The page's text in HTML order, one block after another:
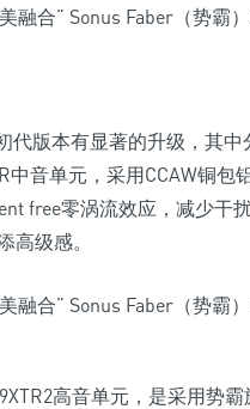
代版本有显著的升级，其
中音单元，采用CCAW铜
free零涡流效应，减少干
高级感。
高音单元，是采用势